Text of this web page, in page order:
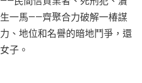
一馬——齊聚合力破解一椿謀
、地位和名譽的暗地鬥爭，還
子。